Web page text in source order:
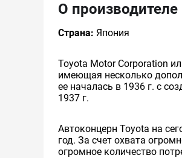
О производителе
Страна: Япония
Toyota Motor Corporation
имеющая несколько
ее началась в 1936 г. с
1937 г.
Автоконцерн Toyota на
год. За счет охвата
огромное количество